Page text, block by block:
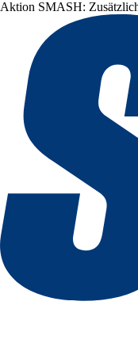
Aktion SMASH: